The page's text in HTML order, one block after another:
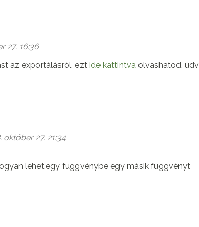
27. 16:36
az exportálásról, ezt ide kattintva olvashatod. üdv
27. 21:34
lehet,egy függvénybe egy másik függvényt